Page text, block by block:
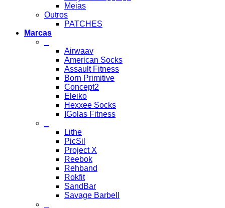
Meias
Outros
PATCHES
Marcas
Airwaav
American Socks
Assault Fitness
Born Primitive
Concept2
Eleiko
Hexxee Socks
IGolas Fitness
Lithe
PicSil
Project X
Reebok
Rehband
Rokfit
SandBar
Savage Barbell